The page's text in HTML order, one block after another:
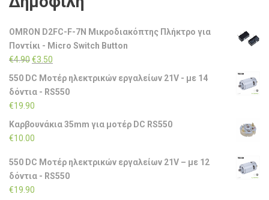
OMRON D2FC-F-7N Μικροδιακόπτης Πλήκτρο για
Ποντίκι - Micro Switch Button
€4.90Original
price
was:
€4.90.
€3.50
τρέχουσα
τιμή
550 DC Μοτέρ ηλεκτρικών εργαλείων 21V - με 14
δόντια - RS550
€19.90
Καρβουνάκια 35mm για μοτέρ DC RS550
€10.00
550 DC Μοτέρ ηλεκτρικών εργαλείων 21V – με 12
δόντια - RS550
€19.90